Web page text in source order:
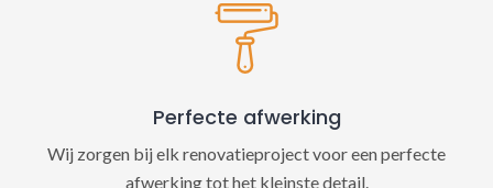
Perfecte afwerking
Wij zorgen bij elk renovatieproject voor een perfecte
afwerking tot het kleinste detail.